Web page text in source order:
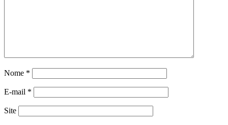
Nome *
E-mail *
Site